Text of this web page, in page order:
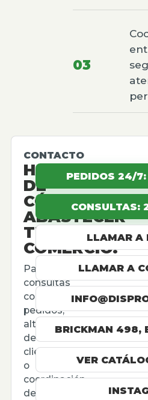
03
CONTACTO
HABLEMOS
DE
CÓMO
ABASTECER
TU
COMERCIO.
Para
consultas
comerciales,
pedidos,
altas
de
cliente
o
coordinación
de
PEDIDOS 24/
CONSULTAS:
LLAMAR A
LLAMAR A
BRICKMAN 498,
VER